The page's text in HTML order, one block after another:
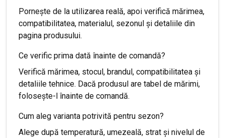
Pornește de la utilizarea reală, apoi verifică mărimea,
compatibilitatea, materialul, sezonul și detaliile din
pagina produsului.
Ce verific prima dată înainte de comandă?
Verifică mărimea, stocul, brandul, compatibilitatea și
detaliile tehnice. Dacă produsul are tabel de mărimi,
folosește-l înainte de comandă.
Cum aleg varianta potrivită pentru sezon?
Alege după temperatură, umezeală, strat și nivelul de